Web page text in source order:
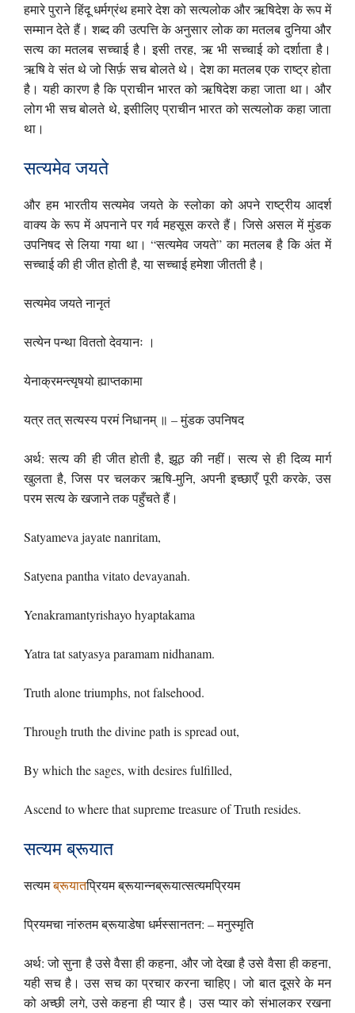
हमारे पुराने हिंदू धर्मग्रंथ हमारे देश को सत्यलोक और ऋषिदेश के रूप में
सम्मान देते हैं। शब्द की उत्पत्ति के अनुसार लोक का मतलब दुनिया और
सत्य का मतलब सच्चाई है। इसी तरह, ऋ भी सच्चाई को दर्शाता है।
ऋषि वे संत थे जो सिर्फ़ सच बोलते थे। देश का मतलब एक राष्ट्र होता
है। यही कारण है कि प्राचीन भारत को ऋषिदेश कहा जाता था। और
लोग भी सच बोलते थे, इसीलिए प्राचीन भारत को सत्यलोक कहा जाता
था।
सत्यमेव जयते
और हम भारतीय सत्यमेव जयते के स्लोका को अपने राष्ट्रीय आदर्श
वाक्य के रूप में अपनाने पर गर्व महसूस करते हैं। जिसे असल में मुंडक
उपनिषद से लिया गया था। “सत्यमेव जयते” का मतलब है कि अंत में
सच्चाई की ही जीत होती है, या सच्चाई हमेशा जीतती है।
सत्यमेव जयते नानृतं
सत्येन पन्था विततो देवयानः ।
येनाक्रमन्त्यृषयो ह्याप्तकामा
यत्र तत् सत्यस्य परमं निधानम् ॥ – मुंडक उपनिषद
अर्थ: सत्य की ही जीत होती है, झूठ की नहीं। सत्य से ही दिव्य मार्ग
खुलता है, जिस पर चलकर ऋषि-मुनि, अपनी इच्छाएँ पूरी करके, उस
परम सत्य के खजाने तक पहुँचते हैं।
Satyameva jayate nanritam,
Satyena pantha vitato devayanah.
Yenakramantyrishayo hyaptakama
Yatra tat satyasya paramam nidhanam.
Truth alone triumphs, not falsehood.
Through truth the divine path is spread out,
By which the sages, with desires fulfilled,
Ascend to where that supreme treasure of Truth resides.
सत्यम ब्रूयात
सत्यमब्रूयातप्रियम ब्रूयान्नब्रूयात्सत्यमप्रियम
प्रियमचा नांरुतम ब्रूयाडेषा धर्मस्सानतन: – मनुस्मृति
अर्थ: जो सुना है उसे वैसा ही कहना, और जो देखा है उसे वैसा ही कहना,
यही सच है। उस सच का प्रचार करना चाहिए। जो बात दूसरे के मन
को अच्छी लगे, उसे कहना ही प्यार है। उस प्यार को संभालकर रखना